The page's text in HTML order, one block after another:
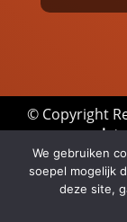
© Copyright
We gebruiken
soepel mogelijk
deze site,